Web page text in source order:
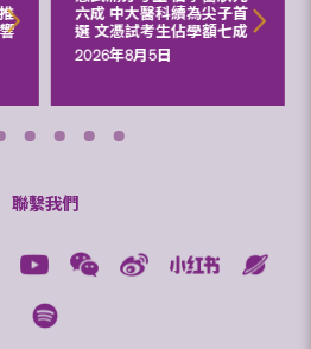
六成 中大醫科續為尖子首
選 文憑試考生佔學額七成
2026年8月5日
聯繫我們